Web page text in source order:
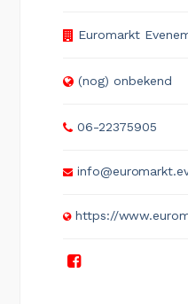
Euromarkt
(nog) onbekend
06-22375905
https://